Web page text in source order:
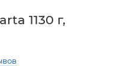
1130 г,